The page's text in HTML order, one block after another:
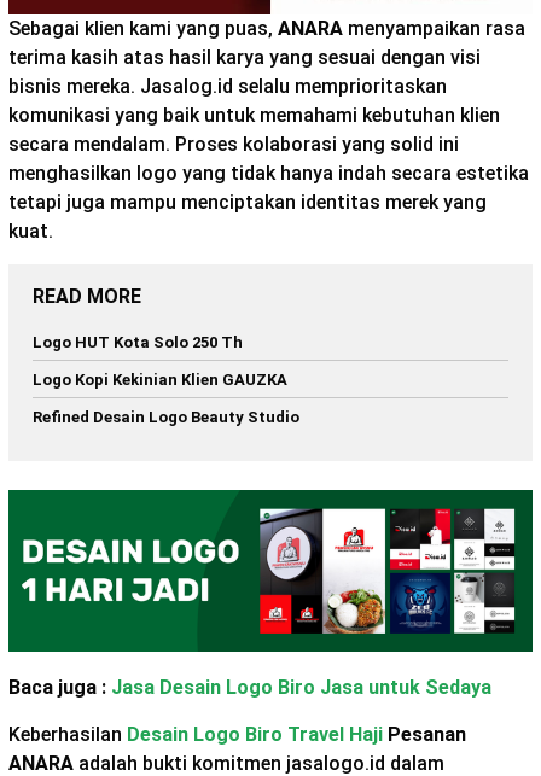
Sebagai klien kami yang puas, ANARA menyampaikan rasa
terima kasih atas hasil karya yang sesuai dengan visi
bisnis mereka. Jasalog.id selalu memprioritaskan
komunikasi yang baik untuk memahami kebutuhan klien
secara mendalam. Proses kolaborasi yang solid ini
menghasilkan logo yang tidak hanya indah secara estetika
tetapi juga mampu menciptakan identitas merek yang
kuat.
READ MORE
Logo HUT Kota Solo 250 Th
Logo Kopi Kekinian Klien GAUZKA
Refined Desain Logo Beauty Studio
Baca juga : Jasa Desain Logo Biro Jasa untuk Sedaya
Keberhasilan Desain Logo Biro Travel Haji Pesanan
ANARA adalah bukti komitmen jasalogo.id dalam